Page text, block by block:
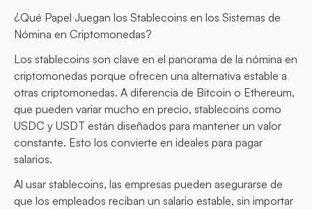
¿Qué Papel Juegan los Stablecoins en los Sistemas de
Nómina en Criptomonedas?
Los stablecoins son clave en el panorama de la nómina en
criptomonedas porque ofrecen una alternativa estable a
otras criptomonedas. A diferencia de Bitcoin o Ethereum,
que pueden variar mucho en precio, stablecoins como
USDC y USDT están diseñados para mantener un valor
constante. Esto los convierte en ideales para pagar
salarios.
Al usar stablecoins, las empresas pueden asegurarse de
que los empleados reciban un salario estable, sin importar